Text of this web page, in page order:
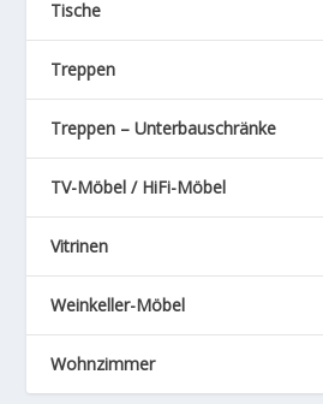
Tische
Treppen
Treppen – Unterbauschränke
TV-Möbel / HiFi-Möbel
Vitrinen
Weinkeller-Möbel
Wohnzimmer